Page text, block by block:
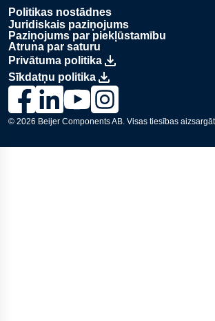
Politikas nostādnes
Juridiskais paziņojums
Paziņojums par piekļūstamību
Atruna par saturu
Privātuma politika
Sīkdatņu politika
Saite uz Lesjöfors lapu Facebook., Opens
Saite uz Lesjöfors lapu LinkedIn.,
Saite uz Lesjöfors kanālu
Saite uz Lesjöfors lapu
© 2026 Beijer Components AB. Visas tiesības